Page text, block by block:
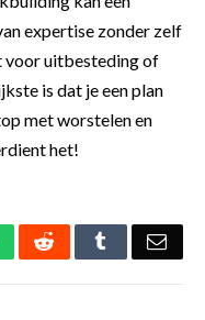
expertise zonder zelf
voor uitbesteding of
is dat je een plan
met worstelen en
het!
Reddit Tumblr